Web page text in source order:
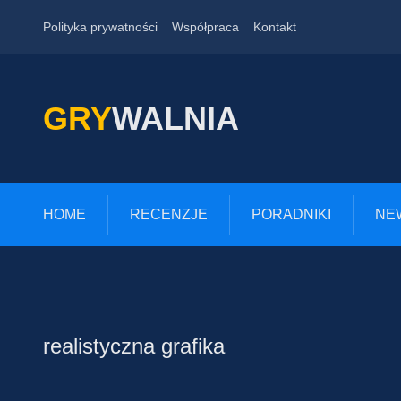
Polityka prywatności Współpraca Kontakt
GRYWALNIA
HOME RECENZJE PORADNIKI
realistyczna grafika